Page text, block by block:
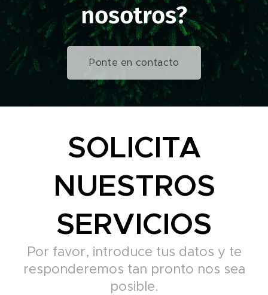
nosotros?
Ponte en contacto
SOLICITA
NUESTROS
SERVICIOS
Por favor, introduce tus datos y te
responderemos tan pronto nos sea
posible.